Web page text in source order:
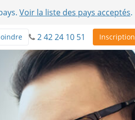
Voir la liste des pays acceptés.
Inscription
2 42 24 10 51